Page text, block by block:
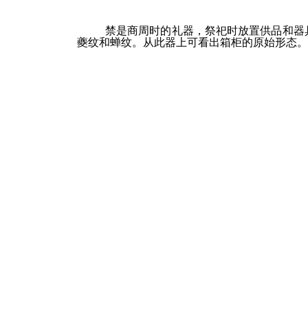
禁是商周时的礼器，祭祀时放置供品和器具
夔纹和蝉纹。从此器上可看出箱柜的原始形态